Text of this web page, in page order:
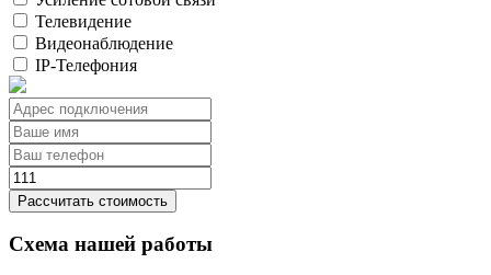
Телевидение
Видеонаблюдение
IP-Телефония
Рассчитать стоимость
Схема нашей работы